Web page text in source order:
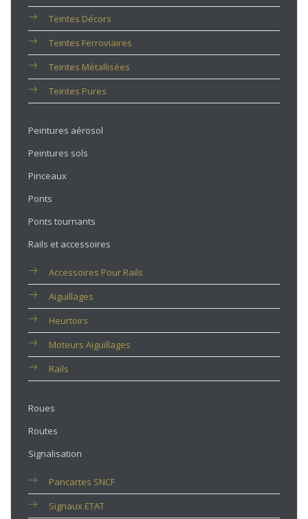
Teintes Décors
Teintes Ferroviaires
Teintes Métallisées
Teintes Pures
Peintures aérosol
Peintures sols
Pinceaux
Ponts
Ponts tournants
Rails et accessoires
Accessoires Pour Rails
Aiguillages
Heurtoirs
Moteurs Aiguillages
Rails
Roues
Routes
Signalisation
Pancartes SNCF
Signaux ETAT